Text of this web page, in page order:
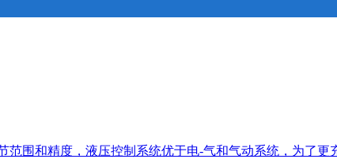
围和精度，液压控制系统优于电-气和气动系统，为了